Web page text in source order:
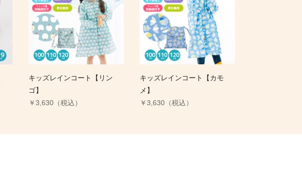
キッズレインコート【リン
ゴ】
￥3,630（税込）
キッズレインコート【カモ
メ】
￥3,630（税込）